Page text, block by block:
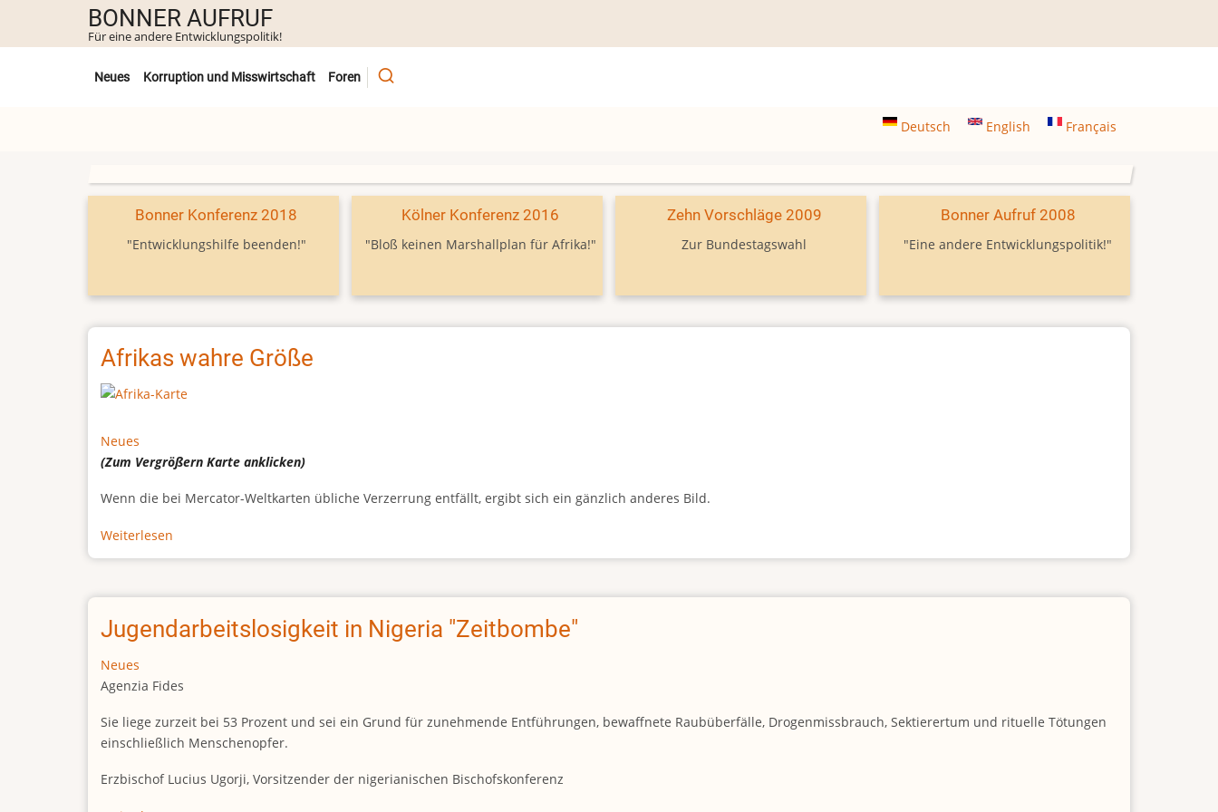
Inhalt
BONNER AUFRUF
Für eine andere Entwicklungspolitik!
Untermenü
Neues Korruption und Misswirtschaft Foren
Deutsch English Français
Bonner Konferenz 2018
"Entwicklungshilfe beenden!"
Kölner Konferenz 2016
"Bloß keinen Marshallplan für Afrika!"
Zehn Vorschläge 2009
Zur Bundestagswahl
Bonner Aufruf 2008
"Eine andere Entwicklungspolitik!"
Afrikas wahre Größe
Neues
(Zum VergrößernKarte anklicken)
Wenn die bei Mercator-Weltkarten übliche Verzerrung entfällt, ergibt sich ein gänzlich anderes Bild.
Weiterlesen
Afrikas
Größe
Jugendarbeitslosigkeit in Nigeria "Zeitbombe"
Neues
Agenzia Fides
Sie liege zurzeit bei 53 Prozent und sei ein Grund für zunehmende Entführungen, bewaffnete Raubüberfälle, Drogenmissbrauch, Sektierertum und rituelle Tötungen
einschließlich Menschenopfer.
Erzbischof Lucius Ugorji, Vorsitzender der nigerianischen Bischofskonferenz